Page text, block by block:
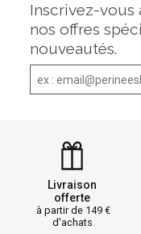
Inscrivez-vous
nos offres
nouveautés.
Livraison
offerte
à partir de 149
d'achats